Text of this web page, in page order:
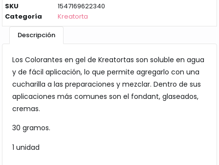
SKU
1547169622340
Categoría
Kreatorta
Descripción
Los Colorantes en gel de Kreatortas son soluble en agua
y de fácil aplicación, lo que permite agregarlo con una
cucharilla a las preparaciones y mezclar. Dentro de sus
aplicaciones más comunes son el fondant, glaseados,
cremas.
30 gramos.
1 unidad